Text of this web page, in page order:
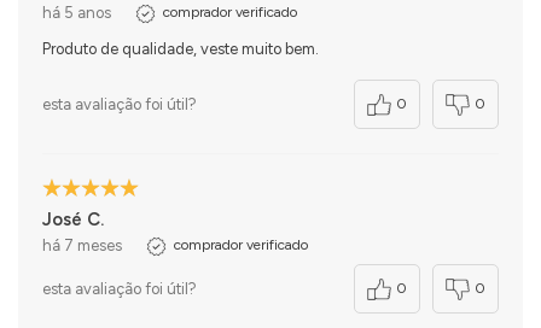
há 5 anos comprador verificado
Produto de qualidade, veste muito bem.
esta avaliação foi útil? 0 0
José C.
há 7 meses comprador verificado
esta avaliação foi útil? 0 0